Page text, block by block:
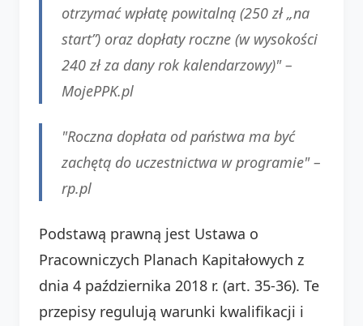
otrzymać wpłatę powitalną (250 zł „na
start”) oraz dopłaty roczne (w wysokości
240 zł za dany rok kalendarzowy)" –
MojePPK.pl
"Roczna dopłata od państwa ma być
zachętą do uczestnictwa w programie" –
rp.pl
Podstawą prawną jest Ustawa o
Pracowniczych Planach Kapitałowych z
dnia 4 października 2018 r. (art. 35-36). Te
przepisy regulują warunki kwalifikacji i